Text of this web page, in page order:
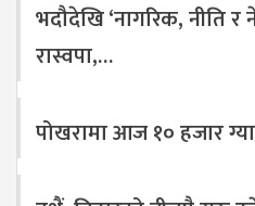
भदौदेखि ‘नागरिक, नीति र
रास्वपा,…
पोखरामा आज १० हजार